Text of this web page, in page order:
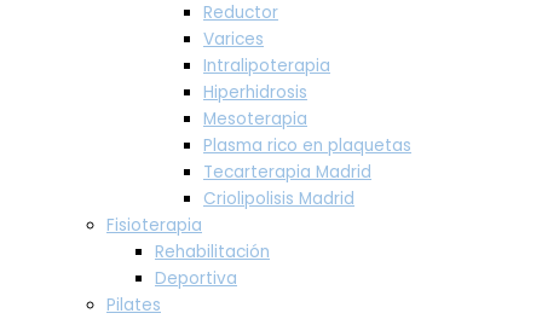
Reductor
Varices
Intralipoterapia
Hiperhidrosis
Mesoterapia
Plasma rico en plaquetas
Tecarterapia Madrid
Criolipolisis Madrid
Fisioterapia
Rehabilitación
Deportiva
Pilates